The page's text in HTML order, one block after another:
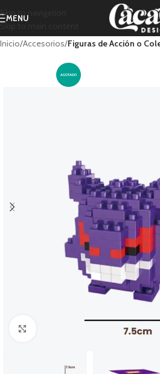
Skip to navigation
Skip to main content
MENU
Inicio Accesorios Figuras de Acción o
AGOTADO